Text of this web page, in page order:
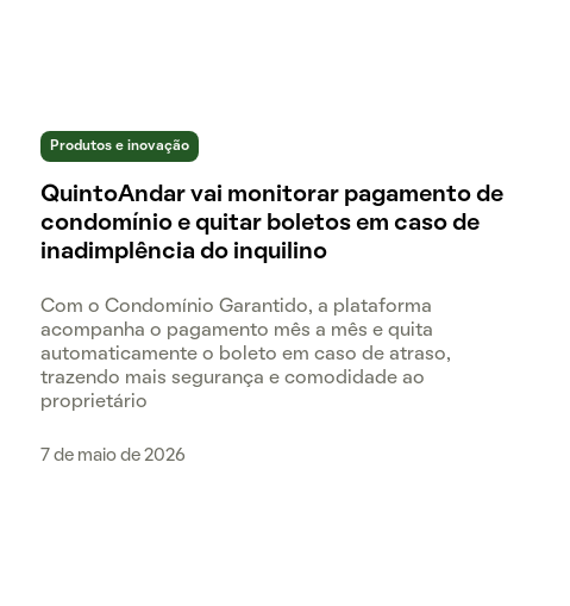
Produtos e inovação
QuintoAndar vai monitorar pagamento de
condomínio e quitar boletos em caso de
inadimplência do inquilino
Com o Condomínio Garantido, a plataforma
acompanha o pagamento mês a mês e quita
automaticamente o boleto em caso de atraso,
trazendo mais segurança e comodidade ao
proprietário
7 de maio de 2026